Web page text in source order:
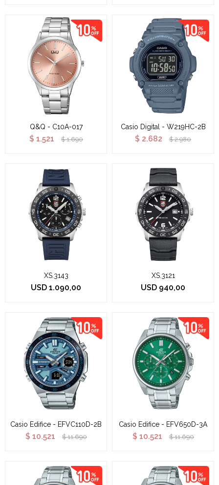
Q&Q - C10A-017
$ 1.521 $ 1.690
Casio Digital - W219HC-2B
$ 2.682 $ 2.980
XS.3143
USD 1.090,00
XS.3121
USD 940,00
Casio Edifice - EFVC110D-2B
$ 10.521 $ 11.690
Casio Edifice - EFV650D-3A
$ 10.521 $ 11.690